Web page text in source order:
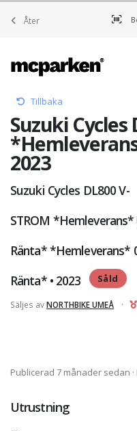
Åter
Tillbaka
Suzuki Cycles
2023
Suzuki Cycles DL800 V-
STROM *Hemleverans*
Ränta* *Hemleverans*
Ränta* • 2023
Såld
Säljes avNORTHBIKE UMEÅ ·
Publicerad 7 månader sedan
Utrustning